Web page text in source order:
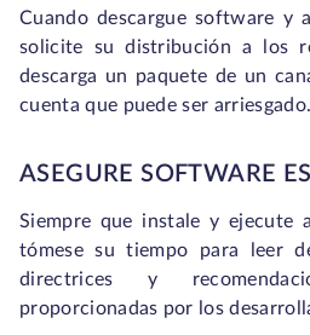
Cuando descargue software y
solicite su distribución a los
descarga un paquete de un
cuenta que puede ser arriesgado.
ASEGURE SOFTWARE
Siempre que instale y ejecute
tómese su tiempo para leer
directrices y
proporcionadas por los